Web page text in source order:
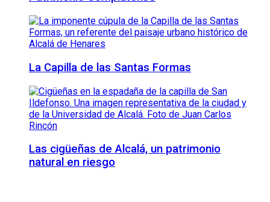
La Capilla de las Santas Formas
Las cigüeñas de Alcalá, un patrimonio
natural en riesgo